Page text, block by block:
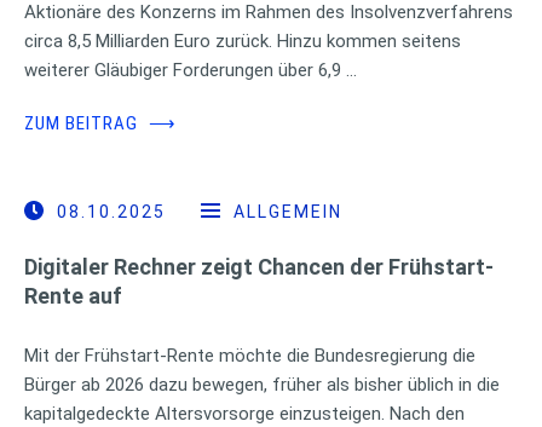
Aktionäre des Konzerns im Rahmen des Insolvenzverfahrens
circa 8,5 Milliarden Euro zurück. Hinzu kommen seitens
weiterer Gläubiger Forderungen über 6,9 …
ZUM BEITRAG ⟶
08.10.2025 ALLGEMEIN
Digitaler Rechner zeigt Chancen der Frühstart-
Rente auf
Mit der Frühstart-Rente möchte die Bundesregierung die
Bürger ab 2026 dazu bewegen, früher als bisher üblich in die
kapitalgedeckte Altersvorsorge einzusteigen. Nach den